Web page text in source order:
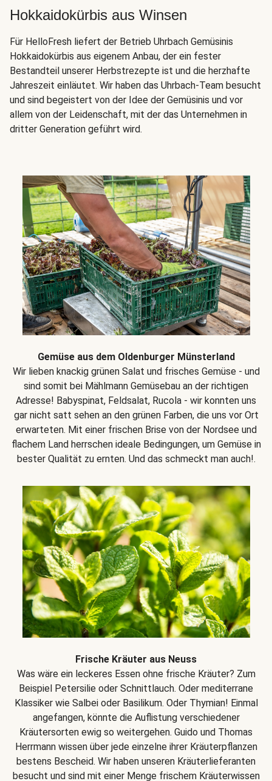
Hokkaidokürbis aus Winsen
Für HelloFresh liefert der Betrieb Uhrbach Gemüsinis
Hokkaidokürbis aus eigenem Anbau, der ein fester
Bestandteil unserer Herbstrezepte ist und die herzhafte
Jahreszeit einläutet. Wir haben das Uhrbach-Team besucht
und sind begeistert von der Idee der Gemüsinis und vor
allem von der Leidenschaft, mit der das Unternehmen in
dritter Generation geführt wird.
Gemüse aus dem Oldenburger Münsterland
Wir lieben knackig grünen Salat und frisches Gemüse - und
sind somit bei Mählmann Gemüsebau an der richtigen
Adresse! Babyspinat, Feldsalat, Rucola - wir konnten uns
gar nicht satt sehen an den grünen Farben, die uns vor Ort
erwarteten. Mit einer frischen Brise von der Nordsee und
flachem Land herrschen ideale Bedingungen, um Gemüse in
bester Qualität zu ernten. Und das schmeckt man auch!.
Frische Kräuter aus Neuss
Was wäre ein leckeres Essen ohne frische Kräuter? Zum
Beispiel Petersilie oder Schnittlauch. Oder mediterrane
Klassiker wie Salbei oder Basilikum. Oder Thymian! Einmal
angefangen, könnte die Auflistung verschiedener
Kräutersorten ewig so weitergehen. Guido und Thomas
Herrmann wissen über jede einzelne ihrer Kräuterpflanzen
bestens Bescheid. Wir haben unseren Kräuterlieferanten
besucht und sind mit einer Menge frischem Kräuterwissen